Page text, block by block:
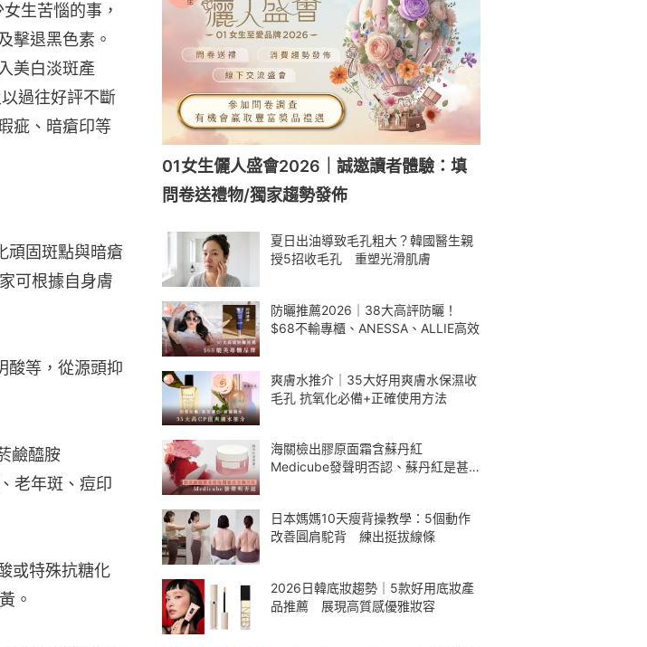
生苦惱的事，
擊退黑色素。
美白淡斑產
過往好評不斷
疵、暗瘡印等
頑固斑點與暗瘡
可根據自身膚
酸等，從源頭抑
鹼醯胺
老年斑、痘印
或特殊抗糖化
。
01女生儷人盛會2026｜誠邀讀者體驗：填
問卷送禮物/獨家趨勢發佈
夏日出油導致毛孔粗大？韓國醫生親
授5招收毛孔 重塑光滑肌膚
防曬推薦2026｜38大高評防曬！
$68不輸專櫃、ANESSA、ALLIE高效
爽膚水推介｜35大好用爽膚水保濕收
毛孔 抗氧化必備+正確使用方法
海關檢出膠原面霜含蘇丹紅
Medicube發聲明否認、蘇丹紅是甚
日本媽媽10天瘦背操教學：5個動作
改善圓肩駝背 練出挺拔線條
2026日韓底妝趨勢｜5款好用底妝產
品推薦 展現高質感優雅妝容